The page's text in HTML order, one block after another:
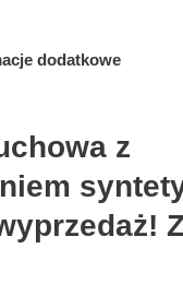
dodatkowe
z